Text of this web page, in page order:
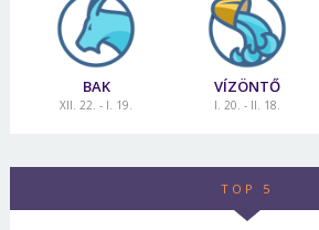
BAK
XII. 22. - I. 19.
VÍZÖNTŐ
I. 20. - II. 18.
TOP 5